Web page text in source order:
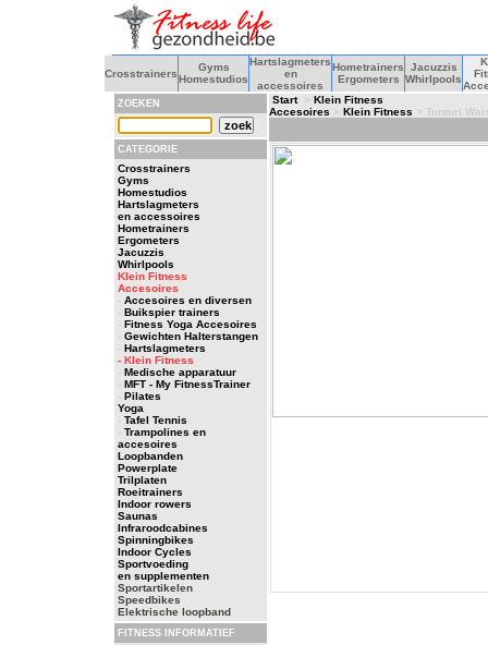
Crosstrainers
Gyms
Homestudios
Hartslagmeters
en
accessoires
Hometrainers
Ergometers
Jacuzzis
Whirlpools
ZOEKEN
CATEGORIE
Crosstrainers
Gyms
Homestudios
Hartslagmeters
en accessoires
Hometrainers
Ergometers
Jacuzzis
Whirlpools
Klein Fitness
Accesoires
- Accesoires en diversen
- Buikspier trainers
- Fitness Yoga Accesoires
- Gewichten Halterstangen
- Hartslagmeters
- Klein Fitness
- Medische apparatuur
- MFT - My FitnessTrainer
- Pilates
Yoga
- Tafel Tennis
- Trampolines en
accesoires
Loopbanden
Powerplate
Trilplaten
Roeitrainers
Indoor rowers
Saunas
Infraroodcabines
Spinningbikes
Indoor Cycles
Sportvoeding
en supplementen
Sportartikelen
Speedbikes
Elektrische loopband
FITNESS INFORMATIEF
Start> Klein Fitness
Accesoires > Klein Fitness > Tunturi